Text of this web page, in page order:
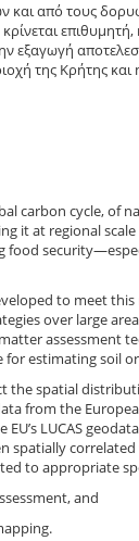
και από τους
εξαγωγή
της Κρήτης
carbon cycle, of
it at regional
to meet
over large
assessment
estimating soil
the spatial
from the
LUCAS
spatially
to appropriate
and